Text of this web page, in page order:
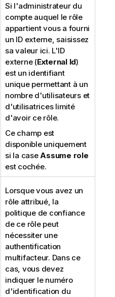
Si l'administrateur du
compte auquel le rôle
appartient vous a fourni
un ID externe, saisissez
sa valeur ici. L'ID
externe (External Id)
est un identifiant
unique permettant à un
nombre d'utilisateurs et
d'utilisatrices limité
d'avoir ce rôle.
Ce champ est
disponible uniquement
si la caseAssume role
est cochée.
Lorsque vous avez un
rôle attribué, la
politique de confiance
de ce rôle peut
nécessiter une
authentification
multifacteur. Dans ce
cas, vous devez
indiquer le numéro
d'identification du